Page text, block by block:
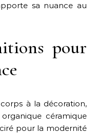
sa nuance au
pour
à la décoration,
céramique
pour la modernité